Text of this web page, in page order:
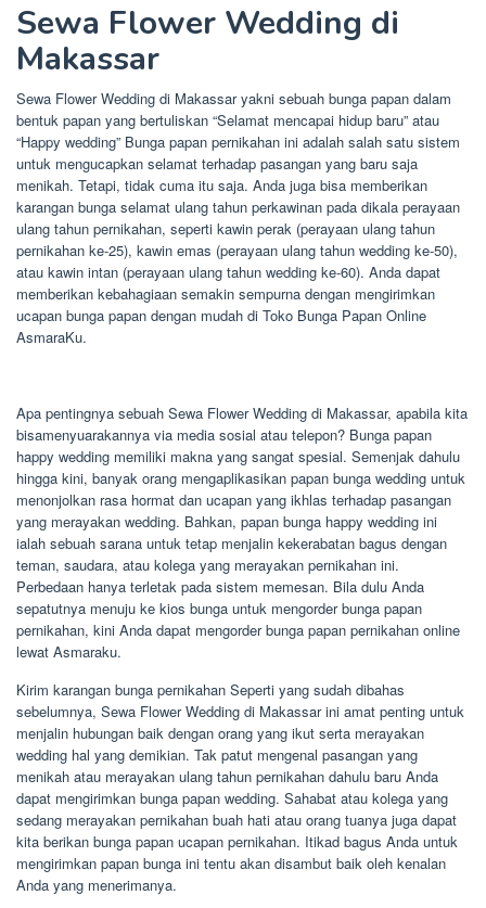
Sewa Flower Wedding di
Makassar
Sewa Flower Wedding di Makassar yakni sebuah bunga papan dalam
bentuk papan yang bertuliskan “Selamat mencapai hidup baru” atau
“Happy wedding” Bunga papan pernikahan ini adalah salah satu sistem
untuk mengucapkan selamat terhadap pasangan yang baru saja
menikah. Tetapi, tidak cuma itu saja. Anda juga bisa memberikan
karangan bunga selamat ulang tahun perkawinan pada dikala perayaan
ulang tahun pernikahan, seperti kawin perak (perayaan ulang tahun
pernikahan ke-25), kawin emas (perayaan ulang tahun wedding ke-50),
atau kawin intan (perayaan ulang tahun wedding ke-60). Anda dapat
memberikan kebahagiaan semakin sempurna dengan mengirimkan
ucapan bunga papan dengan mudah di Toko Bunga Papan Online
AsmaraKu.
Apa pentingnya sebuah Sewa Flower Wedding di Makassar, apabila kita
bisamenyuarakannya via media sosial atau telepon? Bunga papan
happy wedding memiliki makna yang sangat spesial. Semenjak dahulu
hingga kini, banyak orang mengaplikasikan papan bunga wedding untuk
menonjolkan rasa hormat dan ucapan yang ikhlas terhadap pasangan
yang merayakan wedding. Bahkan, papan bunga happy wedding ini
ialah sebuah sarana untuk tetap menjalin kekerabatan bagus dengan
teman, saudara, atau kolega yang merayakan pernikahan ini.
Perbedaan hanya terletak pada sistem memesan. Bila dulu Anda
sepatutnya menuju ke kios bunga untuk mengorder bunga papan
pernikahan, kini Anda dapat mengorder bunga papan pernikahan online
lewat Asmaraku.
Kirim karangan bunga pernikahan Seperti yang sudah dibahas
sebelumnya, Sewa Flower Wedding di Makassar ini amat penting untuk
menjalin hubungan baik dengan orang yang ikut serta merayakan
wedding hal yang demikian. Tak patut mengenal pasangan yang
menikah atau merayakan ulang tahun pernikahan dahulu baru Anda
dapat mengirimkan bunga papan wedding. Sahabat atau kolega yang
sedang merayakan pernikahan buah hati atau orang tuanya juga dapat
kita berikan bunga papan ucapan pernikahan. Itikad bagus Anda untuk
mengirimkan papan bunga ini tentu akan disambut baik oleh kenalan
Anda yang menerimanya.